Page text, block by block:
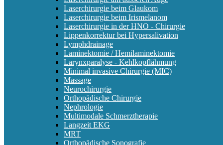
Laserchirurgie beim Glaukom
Laserchirurgie beim Irismelanom
Laserchirurgie in der HNO - Chirurgie
Lippenkorrektur bei Hypersalivation
Lymphdrainage
Laminektomie / Hemilaminektomie
Larynxparalyse - Kehlkopflähmung
Minimal invasive Chirurgie (MIC)
Massage
Neurochirurgie
Orthopädische Chirurgie
Nephrologie
Multimodale Schmerztherapie
Langzeit EKG
MRT
Orthopädische Sonografie